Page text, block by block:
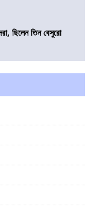
ছিলেন তিন বেসুরো